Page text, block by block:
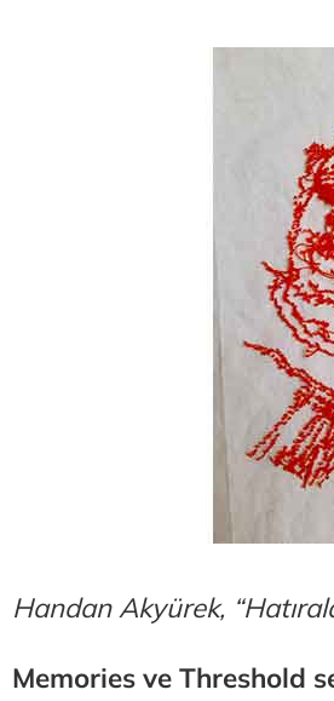
Handan Akyürek,
Memories ve Threshold